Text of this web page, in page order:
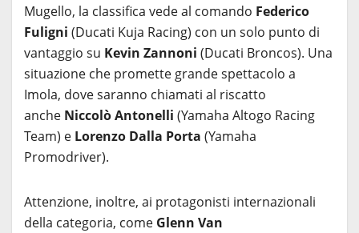
Mugello, la classifica vede al comando Federico
Fuligni (Ducati Kuja Racing) con un solo punto di
vantaggio su Kevin Zannoni (Ducati Broncos). Una
situazione che promette grande spettacolo a
Imola, dove saranno chiamati al riscatto
anche Niccolò Antonelli (Yamaha Altogo Racing
Team) e Lorenzo Dalla Porta (Yamaha
Promodriver).
Attenzione, inoltre, ai protagonisti internazionali
della categoria, come Glenn Van